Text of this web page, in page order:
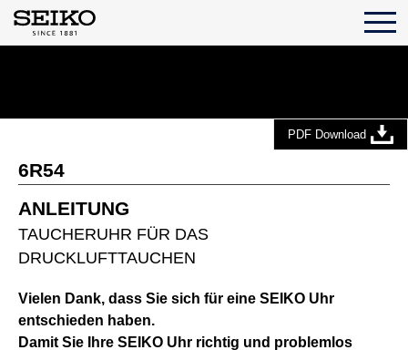
PDF Download
6R54
ANLEITUNG
TAUCHERUHR FÜR DAS
DRUCKLUFTTAUCHEN
Vielen Dank, dass Sie sich für eine SEIKO Uhr
entschieden haben.
Damit Sie Ihre SEIKO Uhr richtig und problemlos